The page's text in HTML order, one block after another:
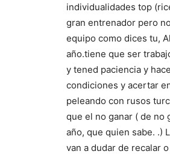
individualidades top
gran entrenador pero
equipo como dices tu,
año.tiene que ser
y tened paciencia y
condiciones y acertar
peleando con rusos
que el no ganar ( de no
año, que quien sabe. .)
van a dudar de recalar